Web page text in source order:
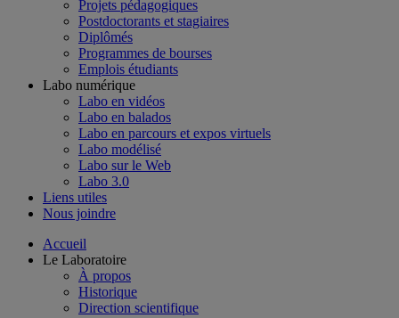
Projets pédagogiques
Postdoctorants et stagiaires
Diplômés
Programmes de bourses
Emplois étudiants
Labo numérique
Labo en vidéos
Labo en balados
Labo en parcours et expos virtuels
Labo modélisé
Labo sur le Web
Labo 3.0
Liens utiles
Nous joindre
Accueil
Le Laboratoire
À propos
Historique
Direction scientifique